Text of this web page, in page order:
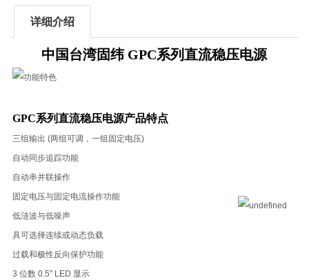
详细介绍
中国台湾固纬 GPC系列直流稳压电源
GPC系列直流稳压电源产品特点
三组输出 (两组可调，一组固定电压)
自动同步追踪功能
自动串并联操作
固定电压与固定电流操作功能
低涟波与低噪声
具可选择连续或动态负载
过载和极性反向保护功能
3 位数 0.5" LED 显示